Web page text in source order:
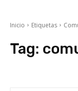
Inicio Etiquetas
Tag: